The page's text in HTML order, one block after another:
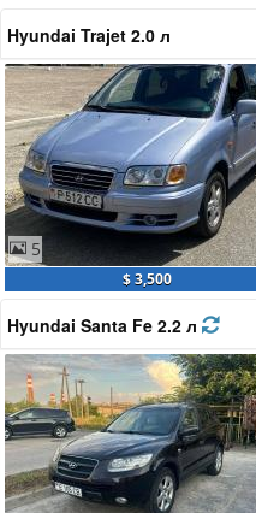
Hyundai Trajet 2.0 л
5
$ 3,500
Hyundai Santa Fe 2.2 л